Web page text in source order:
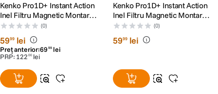
Kenko Pro1D+ Instant Action
Inel Filtru Magnetic Montare
pe Obiectiv Foto 82mm
(0)
5999 lei
Preț anterior:69 99 lei
PRP: 122 00 lei
Kenko Pro1D+ Instant Action
Inel Filtru Magnetic Montare
pe Obiectiv Foto 49mm
(0)
5999 lei